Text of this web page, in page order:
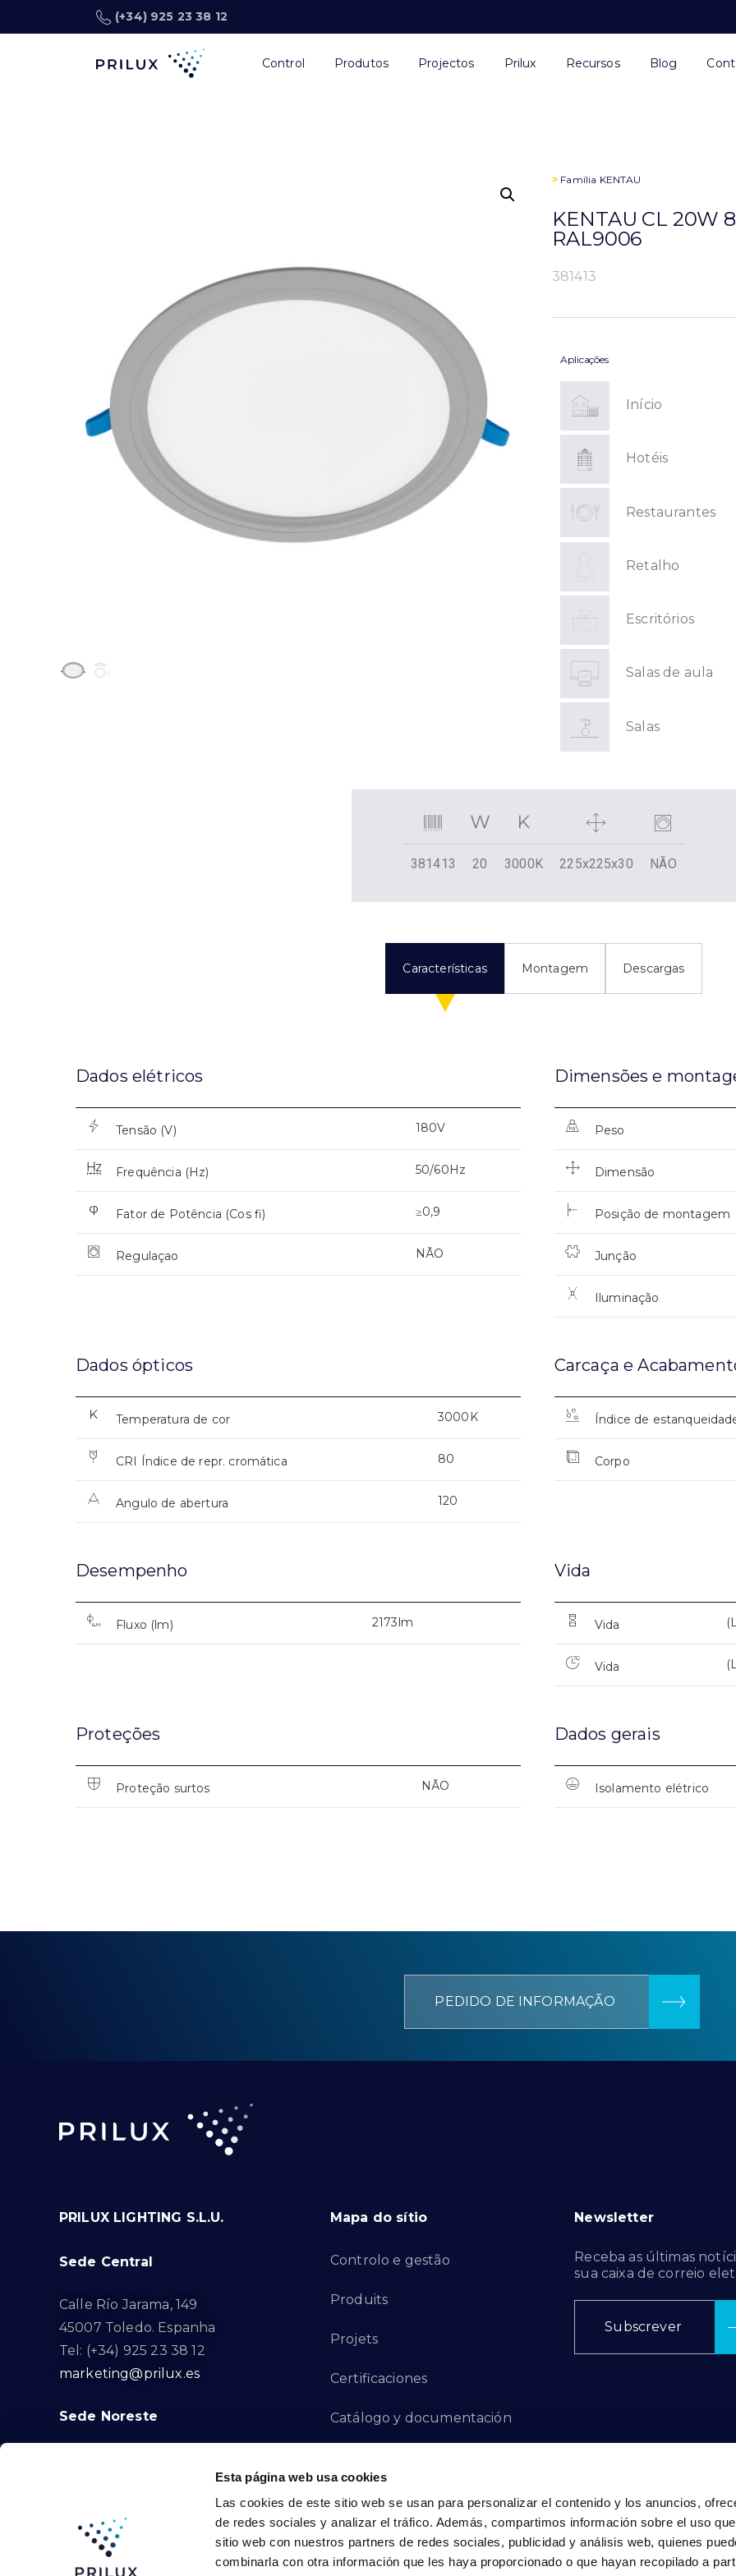
Esta página web usa cookies
Las cookies de este sitio web se usan para personalizar el contenido y los anuncios,
de redes sociales y analizar el tráfico. Además, compartimos información sobre el uso
sitio web con nuestros partners de redes sociales, publicidad y análisis web, quienes
combinarla con otra información que les haya proporcionado o que hayan recopilado a
(+34) 925 23 38 12
Control Produtos Projectos Prilux Recursos Blog
> Família KENTAU
KENTAU CL 20W
RAL9006
381413
Aplicações
Início
Hotéis
Restaurantes
Retalho
Escritórios
Salas de aula
Salas
381413 20 3000K 225x225x30 NÃO
Características Montagem Descargas
Dados elétricos
Tensão (V) 180V
Frequência (Hz) 50/60Hz
Fator de Potência (Cos fi) ≥0,9
Regulaçao NÃO
Dimensões e
Peso
Dimensão
Posição de montagem
Junção
Iluminação
Dados ópticos
Temperatura de cor 3000K
CRI Índice de repr. cromática 80
Angulo de abertura 120
Carcaça e
Índice de
Corpo
Desempenho
Fluxo (lm) 2173lm
Vida
Vida
Vida
Proteções
Proteção surtos NÃO
Dados gerais
Isolamento elétrico
PEDIDO DE INFORMAÇÃO
PRILUX LIGHTING S.L.U.
Sede Central
Calle Río Jarama, 149
45007 Toledo. Espanha
Tel: (+34) 925 23 38 12
marketing@prilux.es
Sede Noreste
08791. Sant Llorenç d’Hortons.
Tel: (+34) 93 719 23 29
marketing@prilux.es
Mapa do sítio
Controlo e gestão
Produits
Projets
Certificaciones
Catálogo y documentación
Canal de denuncias
Contact
Newsletter
Receba as últimas
sua caixa de correio
Subscrever